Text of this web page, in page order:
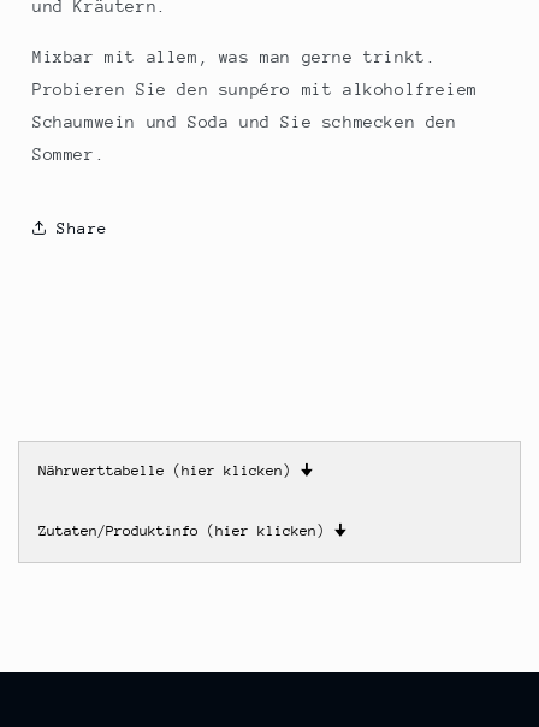
und Kräutern.
Mixbar mit allem, was man gerne trinkt.
Probieren Sie den sunpéro mit alkoholfreiem
Schaumwein und Soda und Sie schmecken den
Sommer.
Share
Nährwerttabelle (hier klicken) 🠋
Zutaten/Produktinfo (hier klicken) 🠋